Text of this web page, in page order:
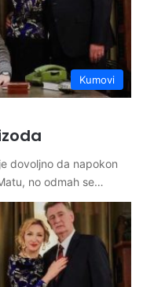
Kumovi
dovoljno da napokon
no odmah se…